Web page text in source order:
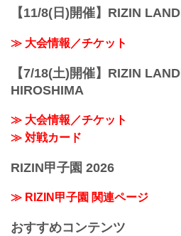
【11/8(日)開催】RIZIN
≫ 大会情報／チケット
【7/18(土)開催】RIZIN
HIROSHIMA
≫ 大会情報／チケット
≫ 対戦カード
RIZIN甲子園 2026
≫ RIZIN甲子園 関連ページ
おすすめコンテンツ